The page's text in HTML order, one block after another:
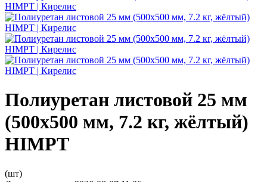
Полиуретан листовой 25 мм
(500х500 мм, 7.2 кг, жёлтый)
HIMPT
(шт)